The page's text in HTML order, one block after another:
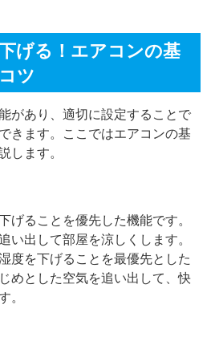
げる！エアコンの基
ツ
があり、適切に設定することで
きます。ここではエアコンの基
します。
げることを優先した機能です。
い出して部屋を涼しくします。
度を下げることを最優先とした
めとした空気を追い出して、快
。